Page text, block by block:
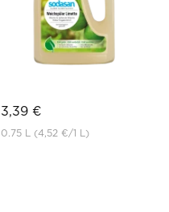
3,39 €
0.75 L (4,52 €/1 L)